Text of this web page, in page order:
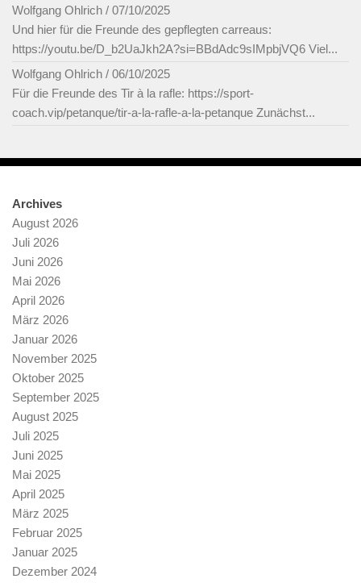
Wolfgang Ohlrich / 07/10/2025
Und hier für die Freunde des gepflegten carreaus:
https://youtu.be/D_b2UaJkh2A?si=BBdAdc9sIMpbjVQ6 Viel...
Wolfgang Ohlrich / 06/10/2025
Für die Freunde des Tir à la rafle: https://sport-
coach.vip/petanque/tir-a-la-rafle-a-la-petanque Zunächst...
Archives
August 2026
Juli 2026
Juni 2026
Mai 2026
April 2026
März 2026
Januar 2026
November 2025
Oktober 2025
September 2025
August 2025
Juli 2025
Juni 2025
Mai 2025
April 2025
März 2025
Februar 2025
Januar 2025
Dezember 2024